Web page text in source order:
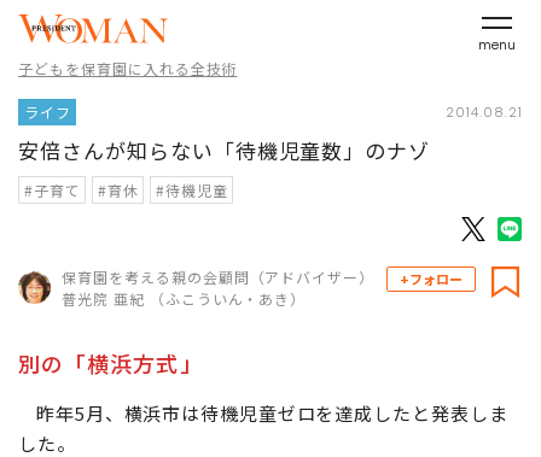
menu
子どもを保育園に入れる全技術
ライフ 2014.08.21
安倍さんが知らない「待機児童数」のナゾ
#子育て #育休 #待機児童
保育園を考える親の会顧問（アドバイザー）
普光院 亜紀 （ふこういん・あき）
+フォロー
別の「横浜方式」
昨年5月、横浜市は待機児童ゼロを達成したと発表しま
した。